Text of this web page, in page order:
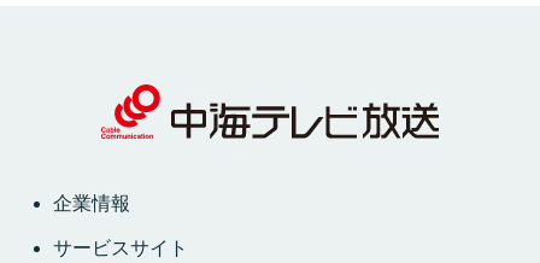
企業情報
サービスサイト